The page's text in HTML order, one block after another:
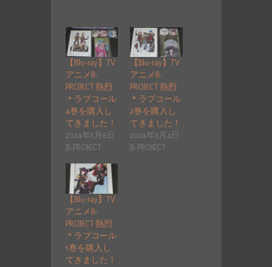
【Blu-ray】TV
アニメB-
PROJECT 熱烈
＊ラブコール
4巻を購入し
てきました！
2024年5月8日
B-PROJECT
【Blu-ray】TV
アニメB-
PROJECT 熱烈
＊ラブコール
2巻を購入し
てきました！
2024年3月4日
B-PROJECT
【Blu-ray】TV
アニメB-
PROJECT 熱烈
＊ラブコール
1巻を購入し
てきました！